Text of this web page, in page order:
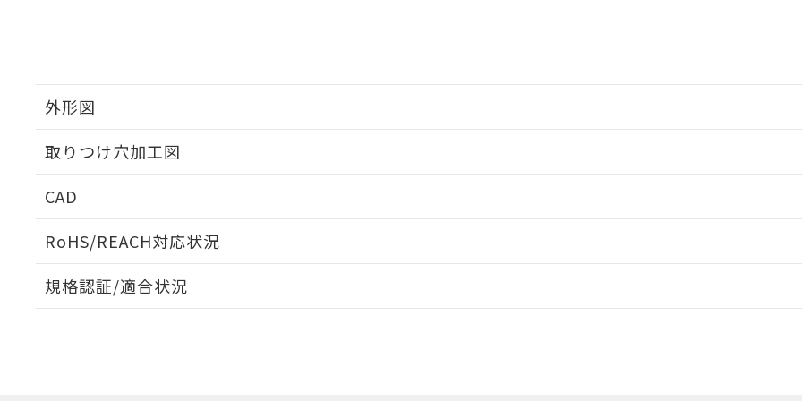
外形図
取りつけ穴加工図
CAD
RoHS/REACH対応状況
EU RoHS 注意事項・凡例
規格認証/適合状況